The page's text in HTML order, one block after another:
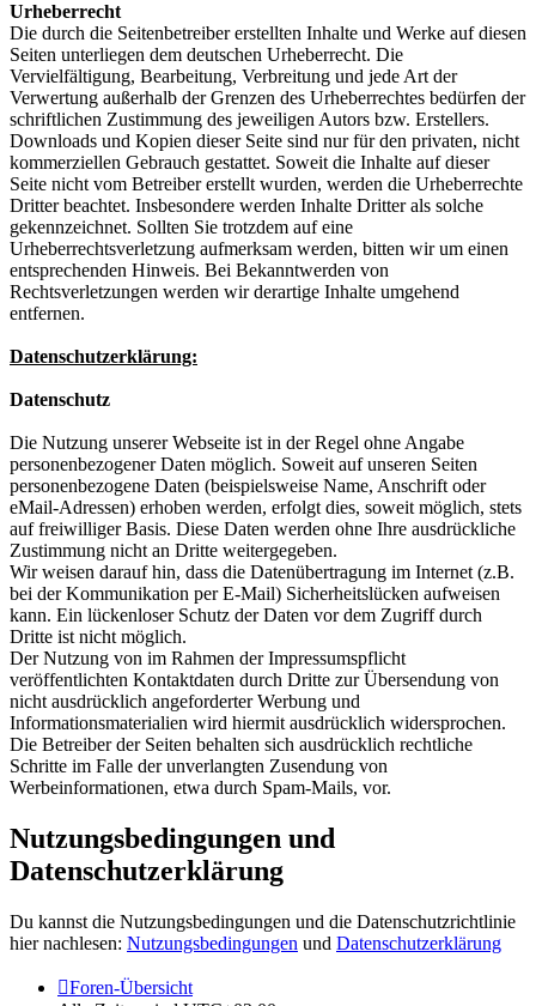
Urheberrecht
Die durch die Seitenbetreiber erstellten Inhalte und Werke auf diesen
Seiten unterliegen dem deutschen Urheberrecht. Die
Vervielfältigung, Bearbeitung, Verbreitung und jede Art der
Verwertung außerhalb der Grenzen des Urheberrechtes bedürfen der
schriftlichen Zustimmung des jeweiligen Autors bzw. Erstellers.
Downloads und Kopien dieser Seite sind nur für den privaten, nicht
kommerziellen Gebrauch gestattet. Soweit die Inhalte auf dieser
Seite nicht vom Betreiber erstellt wurden, werden die Urheberrechte
Dritter beachtet. Insbesondere werden Inhalte Dritter als solche
gekennzeichnet. Sollten Sie trotzdem auf eine
Urheberrechtsverletzung aufmerksam werden, bitten wir um einen
entsprechenden Hinweis. Bei Bekanntwerden von
Rechtsverletzungen werden wir derartige Inhalte umgehend
entfernen.
Datenschutzerklärung:
Datenschutz
Die Nutzung unserer Webseite ist in der Regel ohne Angabe
personenbezogener Daten möglich. Soweit auf unseren Seiten
personenbezogene Daten (beispielsweise Name, Anschrift oder
eMail-Adressen) erhoben werden, erfolgt dies, soweit möglich, stets
auf freiwilliger Basis. Diese Daten werden ohne Ihre ausdrückliche
Zustimmung nicht an Dritte weitergegeben.
Wir weisen darauf hin, dass die Datenübertragung im Internet (z.B.
bei der Kommunikation per E-Mail) Sicherheitslücken aufweisen
kann. Ein lückenloser Schutz der Daten vor dem Zugriff durch
Dritte ist nicht möglich.
Der Nutzung von im Rahmen der Impressumspflicht
veröffentlichten Kontaktdaten durch Dritte zur Übersendung von
nicht ausdrücklich angeforderter Werbung und
Informationsmaterialien wird hiermit ausdrücklich widersprochen.
Die Betreiber der Seiten behalten sich ausdrücklich rechtliche
Schritte im Falle der unverlangten Zusendung von
Werbeinformationen, etwa durch Spam-Mails, vor.
Nutzungsbedingungen und
Datenschutzerklärung
Du kannst die Nutzungsbedingungen und die Datenschutzrichtlinie
hier nachlesen: Nutzungsbedingungen und Datenschutzerklärung
Foren-Übersicht